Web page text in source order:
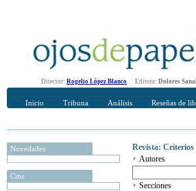
Director: Rogelio López Blanco Editora: Dolores
Inicio Tribuna Análisis Reseñas de
Novedades
Cine
Revista: Criterios
Autores
Secciones